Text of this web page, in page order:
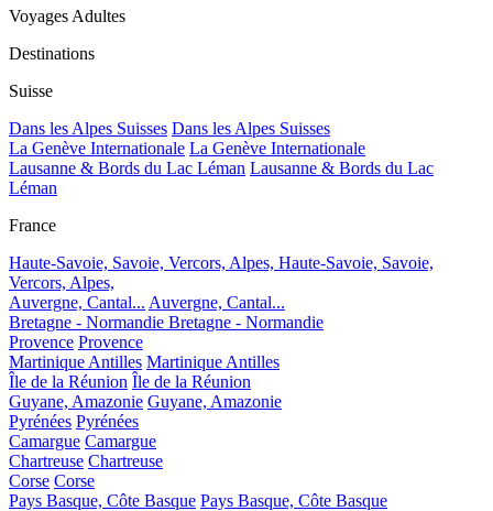
Voyages Adultes
Destinations
Suisse
Dans les Alpes Suisses Dans les Alpes Suisses
La Genève Internationale La Genève Internationale
Lausanne & Bords du Lac Léman Lausanne & Bords du Lac
Léman
France
Haute-Savoie, Savoie, Vercors, Alpes, Haute-Savoie, Savoie,
Vercors, Alpes,
Auvergne, Cantal... Auvergne, Cantal...
Bretagne - Normandie Bretagne - Normandie
Provence Provence
Martinique Antilles Martinique Antilles
Île de la Réunion Île de la Réunion
Guyane, Amazonie Guyane, Amazonie
Pyrénées Pyrénées
Camargue Camargue
Chartreuse Chartreuse
Corse Corse
Pays Basque, Côte Basque Pays Basque, Côte Basque